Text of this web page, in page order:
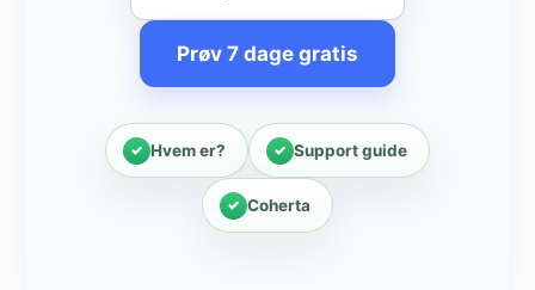
Prøv 7 dage gratis
Hvem er? Support guide
Coherta